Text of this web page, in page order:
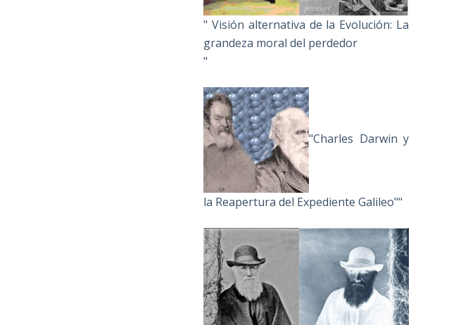
" Visión alternativa de la Evolución: La
grandeza moral del perdedor
"
"Charles Darwin y
la Reapertura del Expediente Galileo""